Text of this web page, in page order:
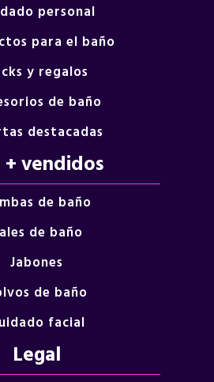
personal
para el baño
y regalos
de baño
destacadas
+ vendidos
de baño
de baño
Jabones
de baño
facial
Legal